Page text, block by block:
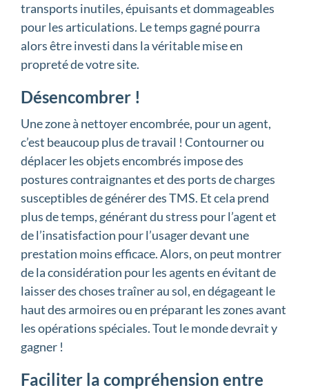
transports inutiles, épuisants et dommageables
pour les articulations. Le temps gagné pourra
alors être investi dans la véritable mise en
propreté de votre site.
Désencombrer !
Une zone à nettoyer encombrée, pour un agent,
c’est beaucoup plus de travail ! Contourner ou
déplacer les objets encombrés impose des
postures contraignantes et des ports de charges
susceptibles de générer des TMS. Et cela prend
plus de temps, générant du stress pour l’agent et
de l’insatisfaction pour l’usager devant une
prestation moins efficace. Alors, on peut montrer
de la considération pour les agents en évitant de
laisser des choses traîner au sol, en dégageant le
haut des armoires ou en préparant les zones avant
les opérations spéciales. Tout le monde devrait y
gagner !
Faciliter la compréhension entre